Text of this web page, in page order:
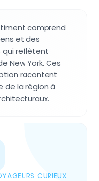
comprend
et des
qui reflètent
New York. Ces
racontent
de la région à
CURIEUX